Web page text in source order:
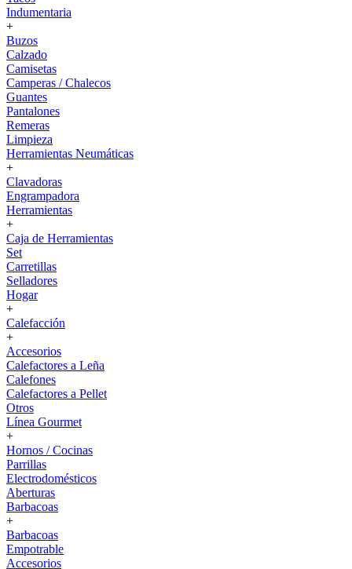
Indumentaria
+
Buzos
Calzado
Camisetas
Camperas / Chalecos
Guantes
Pantalones
Remeras
Limpieza
Herramientas Neumáticas
+
Clavadoras
Engrampadora
Herramientas
+
Caja de Herramientas
Set
Carretillas
Selladores
Hogar
+
Calefacción
+
Accesorios
Calefactores a Leña
Calefones
Calefactores a Pellet
Otros
Línea Gourmet
+
Hornos / Cocinas
Parrillas
Electrodomésticos
Aberturas
Barbacoas
+
Barbacoas
Empotrable
Accesorios